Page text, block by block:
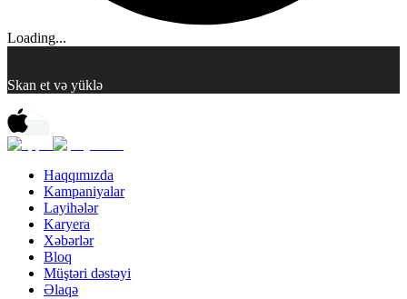
Loading...
Skan et və yüklə
Haqqımızda
Kampaniyalar
Layihələr
Karyera
Xəbərlər
Bloq
Müştəri dəstəyi
Əlaqə